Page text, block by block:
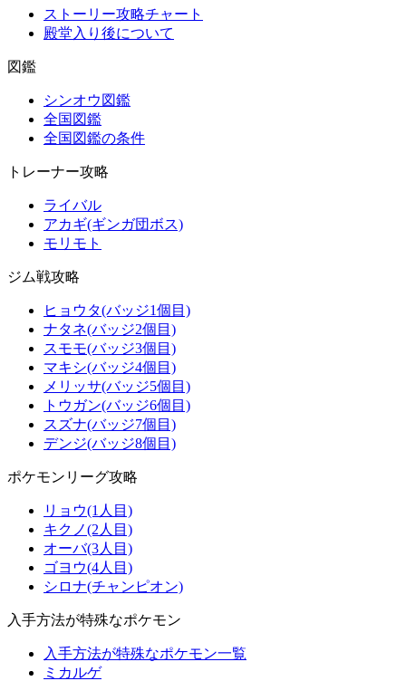
ストーリー攻略チャート
殿堂入り後について
図鑑
シンオウ図鑑
全国図鑑
全国図鑑の条件
トレーナー攻略
ライバル
アカギ(ギンガ団ボス)
モリモト
ジム戦攻略
ヒョウタ(バッジ1個目)
ナタネ(バッジ2個目)
スモモ(バッジ3個目)
マキシ(バッジ4個目)
メリッサ(バッジ5個目)
トウガン(バッジ6個目)
スズナ(バッジ7個目)
デンジ(バッジ8個目)
ポケモンリーグ攻略
リョウ(1人目)
キクノ(2人目)
オーバ(3人目)
ゴヨウ(4人目)
シロナ(チャンピオン)
入手方法が特殊なポケモン
入手方法が特殊なポケモン一覧
ミカルゲ